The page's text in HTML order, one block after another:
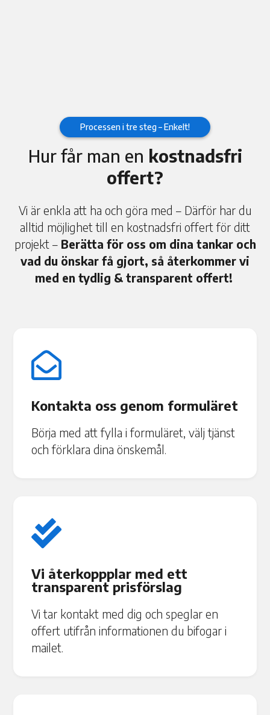
Processen i tre steg – Enkelt!
Hur får man en kostnadsfri
offert?
Vi är enkla att ha och göra med – Därför har du
alltid möjlighet till en kostnadsfri offert för ditt
projekt – Berätta för oss om dina tankar och
vad du önskar få gjort, så återkommer vi
med en tydlig & transparent offert!

Kontakta oss genom formuläret
Börja med att fylla i formuläret, välj tjänst
och förklara dina önskemål.

Vi återkoppplar med ett
transparent prisförslag
Vi tar kontakt med dig och speglar en
offert utifrån informationen du bifogar i
mailet.